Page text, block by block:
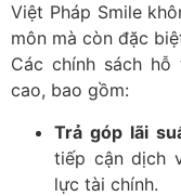
Việt Pháp Smile
môn mà còn đặc
Các chính sách
cao, bao gồm:
Trả góp lãi
tiếp cận dịch
lực tài chính.